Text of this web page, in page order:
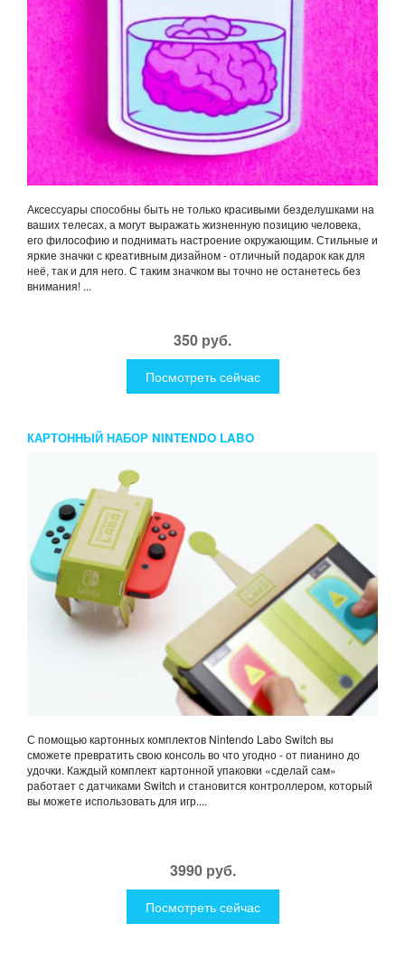
Аксессуары способны быть не только красивыми безделушками на
ваших телесах, а могут выражать жизненную позицию человека,
его философию и поднимать настроение окружающим. Стильные и
яркие значки с креативным дизайном - отличный подарок как для
неё, так и для него. С таким значком вы точно не останетесь без
внимания! ...
350 руб.
Посмотреть сейчас
КАРТОННЫЙ НАБОР NINTENDO LABO
С помощью картонных комплектов Nintendo Labo Switch вы
сможете превратить свою консоль во что угодно - от пианино до
удочки. Каждый комплект картонной упаковки «сделай сам»
работает с датчиками Switch и становится контроллером, который
вы можете использовать для игр....
3990 руб.
Посмотреть сейчас